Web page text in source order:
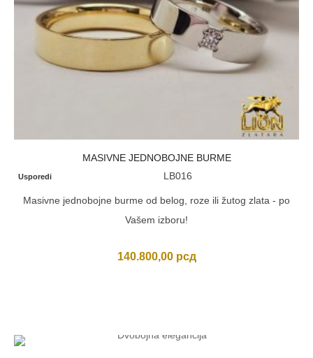
MASIVNE JEDNOBOJNE BURME
Usporedi LB016
Masivne jednobojne burme od belog, roze ili žutog zlata - po
Vašem izboru!
140.800,00 рсд